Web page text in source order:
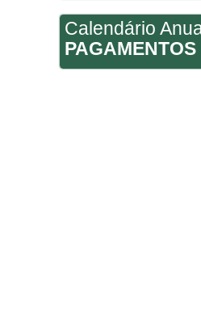
Calendário
PAGAMENTOS